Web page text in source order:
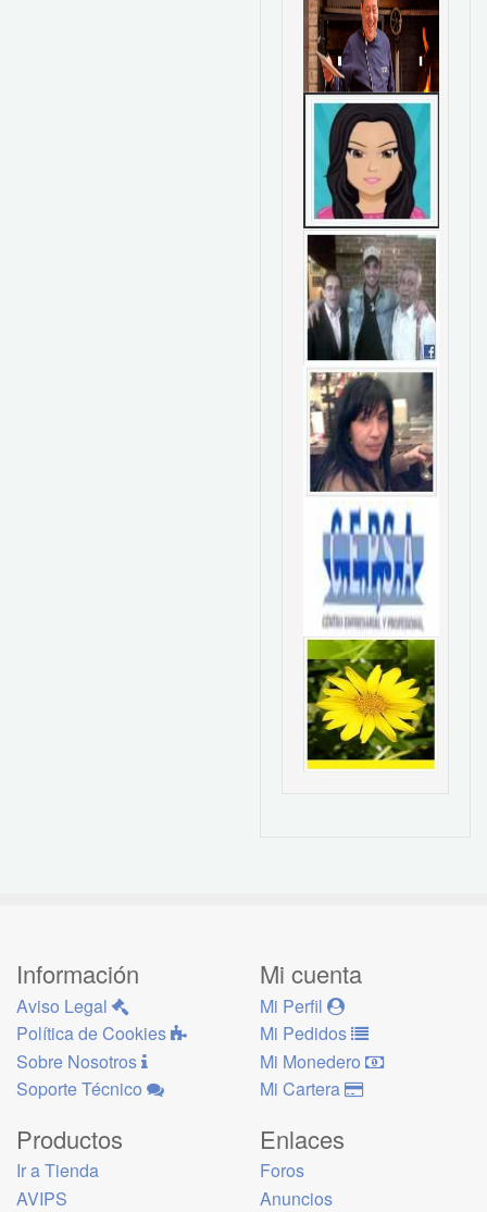
Información
Aviso Legal
Política de Cookies
Sobre Nosotros
Soporte Técnico
Mi cuenta
Mi Perfil
Mi Pedidos
Mi Monedero
Mi Cartera
Productos
Ir a Tienda
AVIPS
Enlaces
Foros
Anuncios